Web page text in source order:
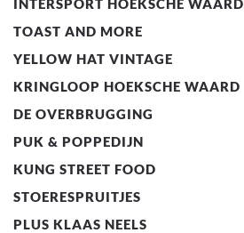
INTERSPORT HOEKSCHE WAARD
TOAST AND MORE
YELLOW HAT VINTAGE
KRINGLOOP HOEKSCHE WAARD
DE OVERBRUGGING
PUK & POPPEDIJN
KUNG STREET FOOD
STOERESPRUITJES
PLUS KLAAS NEELS